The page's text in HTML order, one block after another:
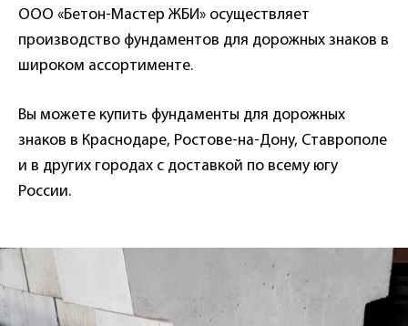
ООО «Бетон-Мастер ЖБИ» осуществляет
производство фундаментов для дорожных знаков в
широком ассортименте.
Вы можете купить фундаменты для дорожных
знаков в Краснодаре, Ростове-на-Дону, Ставрополе
и в других городах с доставкой по всему югу
России.